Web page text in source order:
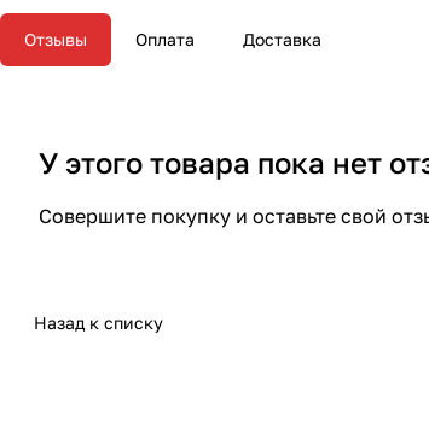
Отзывы Оплата Доставка
У этого товара пока нет
Совершите покупку и оставьте свой
Назад к списку